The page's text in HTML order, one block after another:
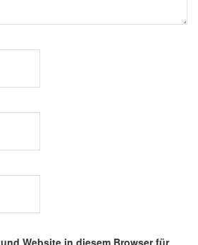
Website in diesem Browser für